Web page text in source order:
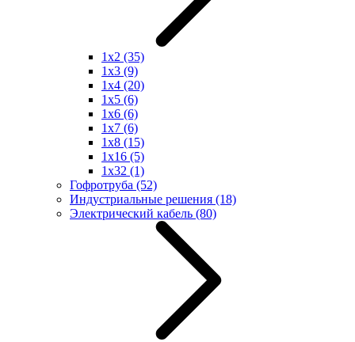
1x2 (35)
1x3 (9)
1x4 (20)
1x5 (6)
1x6 (6)
1x7 (6)
1x8 (15)
1x16 (5)
1x32 (1)
Гофротруба (52)
Индустриальные решения (18)
Электрический кабель (80)